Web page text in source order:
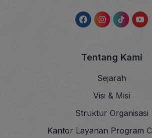
Tentang Kami
Sejarah
Visi & Misi
Struktur Organisasi
Kantor Layanan Program